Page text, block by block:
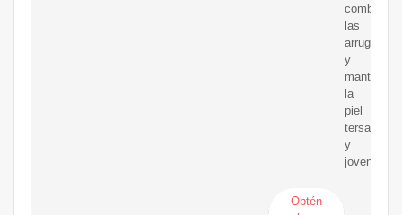
combaten
las
arrugas
y
mantienen
la
piel
tersa
y
joven.
Obtén